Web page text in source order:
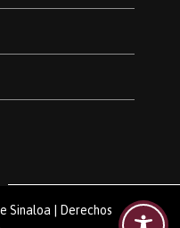
Sinaloa | Derechos